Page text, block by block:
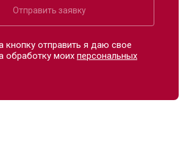
Отправить заявку
кнопку отправить я даю свое
обработку моихперсональных